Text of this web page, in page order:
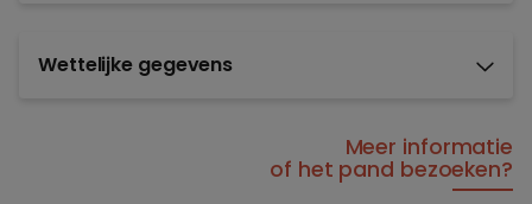
Wettelijke gegevens
Meer informatie
of het pand bezoeken?